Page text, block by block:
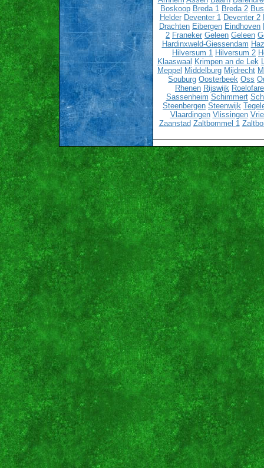
Boskoop Breda 1 Breda 2
Helder Deventer 1 Deventer 2
Drachten Eibergen Eindhoven
2 Franeker Geleen Geleen
Hardinxweld-Giessendam
Hilversum 1 Hilversum 2
Klaaswaal Krimpen an de Lek
Meppel Middelburg Mijdrecht
Souburg Oosterbeek Oss
Rhenen Rijswijk
Sassenheim Schimmert
Steenbergen Steenwijk
Vlaardingen Vlissingen
Zaanstad Zaltbommel 1